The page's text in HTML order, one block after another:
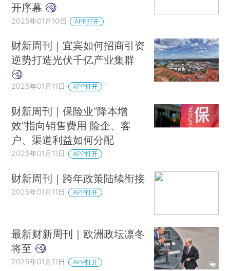
开序幕
2025年01月10日 APP打开
财新周刊｜宜宾如何招商引资
逆势打造光伏千亿产业集群
2025年01月11日 APP打开
财新周刊｜保险业“降本增
效”指向销售费用 险企、客
户、渠道利益如何分配
2025年01月11日 APP打开
财新周刊｜跨年政策陆续衔接
2025年01月11日 APP打开
最新财新周刊｜欧洲政坛凛冬
将至
2025年01月11日 APP打开